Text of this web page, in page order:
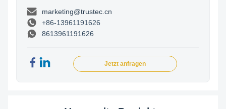
marketing@trustec.cn
+86-13961191626
8613961191626
Jetzt anfragen